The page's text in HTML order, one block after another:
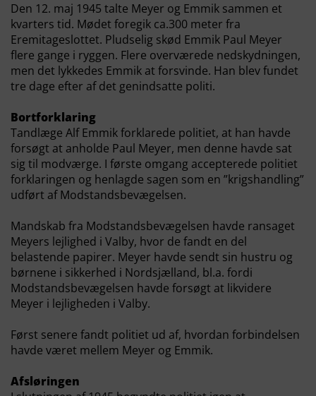
Den 12. maj 1945 talte Meyer og Emmik sammen et
kvarters tid. Mødet foregik ca.300 meter fra
Eremitageslottet. Pludselig skød Emmik Paul Meyer
flere gange i ryggen. Flere overværede nedskydningen,
men det lykkedes Emmik at forsvinde. Han blev fundet
tre dage efter af det genindsatte politi.
Bortforklaring
Tandlæge Alf Emmik forklarede politiet, at han havde
forsøgt at anholde Paul Meyer, men denne havde sat
sig til modværge. I første omgang accepterede politiet
forklaringen og henlagde sagen som en ”krigshandling”
udført af Modstandsbevægelsen.
Mandskab fra Modstandsbevægelsen havde ransaget
Meyers lejlighed i Valby, hvor de fandt en del
belastende papirer. Meyer havde sendt sin hustru og
børnene i sikkerhed i Nordsjælland, bl.a. fordi
Modstandsbevægelsen havde forsøgt at likvidere
Meyer i lejligheden i Valby.
Først senere fandt politiet ud af, hvordan forbindelsen
havde været mellem Meyer og Emmik.
Afsløringen